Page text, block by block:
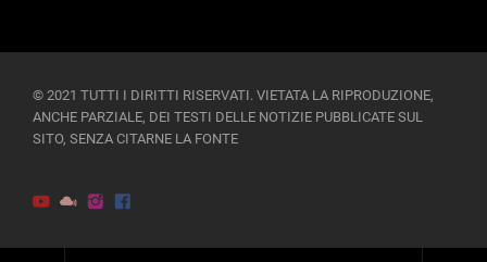
© 2021 TUTTI I DIRITTI RISERVATI. VIETATA LA RIPRODUZIONE,
ANCHE PARZIALE, DEI TESTI DELLE NOTIZIE PUBBLICATE SUL
SITO, SENZA CITARNE LA FONTE